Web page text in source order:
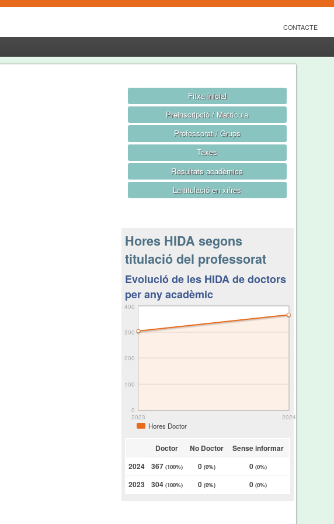
CONTACTE
Fitxa inicial
Preinscripció / Matrícula
Professorat / Grups
Taxes
Resultats acadèmics
La titulació en xifres
Hores HIDA segons
titulació del professorat
Evolució de les HIDA de doctors
per any acadèmic
2023 2024
0
100
200
300
400
Hores Doctor
Doctor No Doctor
Sense informar
2024
367 (100%) 0(0%) 0(0%)
2023 304 (100%) 0(0%) 0(0%)